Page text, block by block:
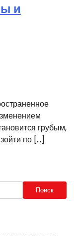
и
грубым,
по […]
Поиск